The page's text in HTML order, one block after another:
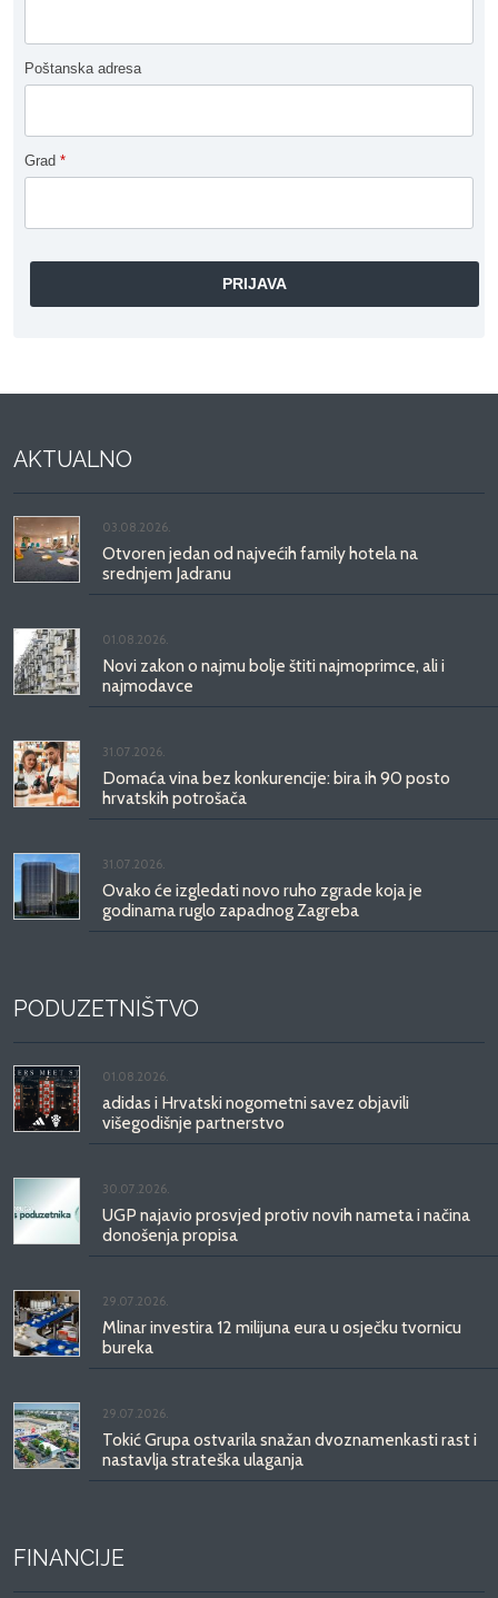
Poštanska adresa
Grad *
AKTUALNO
03.08.2026.
Otvoren jedan od najvećih family hotela na
srednjem Jadranu
01.08.2026.
Novi zakon o najmu bolje štiti najmoprimce, ali i
najmodavce
31.07.2026.
Domaća vina bez konkurencije: bira ih 90 posto
hrvatskih potrošača
31.07.2026.
Ovako će izgledati novo ruho zgrade koja je
godinama ruglo zapadnog Zagreba
PODUZETNIŠTVO
01.08.2026.
adidas i Hrvatski nogometni savez objavili
višegodišnje partnerstvo
30.07.2026.
UGP najavio prosvjed protiv novih nameta i načina
donošenja propisa
29.07.2026.
Mlinar investira 12 milijuna eura u osječku tvornicu
bureka
29.07.2026.
Tokić Grupa ostvarila snažan dvoznamenkasti rast i
nastavlja strateška ulaganja
FINANCIJE